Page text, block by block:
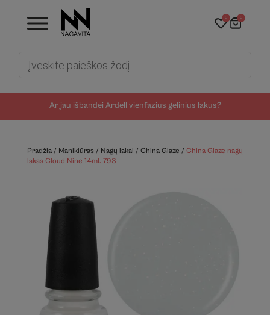
Ar jau išbandei Ardell vienfazius gelinius lakus?
0 0
Pradžia/ Manikiūras/ Nagų lakai / China Glaze / China Glaze nagų
lakas Cloud Nine 14ml. 793